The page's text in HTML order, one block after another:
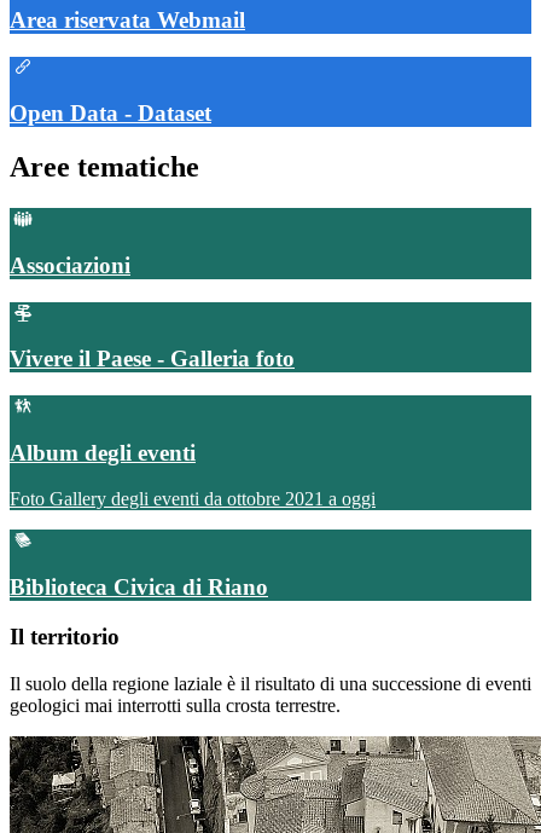
Area riservata Webmail
Open Data - Dataset
Aree tematiche
Associazioni
Vivere il Paese - Galleria foto
Album degli eventi
Foto Gallery degli eventi da ottobre 2021 a oggi
Biblioteca Civica di Riano
Il territorio
Il suolo della regione laziale è il risultato di una successione di eventi
geologici mai interrotti sulla crosta terrestre.